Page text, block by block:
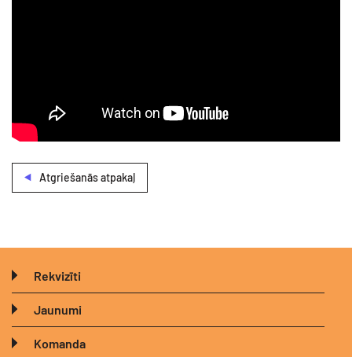
Atgriešanās atpakaļ
Rekvizīti
Jaunumi
Komanda